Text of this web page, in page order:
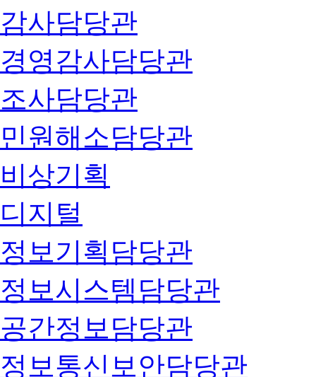
감사담당관
경영감사담당관
조사담당관
민원해소담당관
비상기획
디지털
정보기획담당관
정보시스템담당관
공간정보담당관
정보통신보안담당관